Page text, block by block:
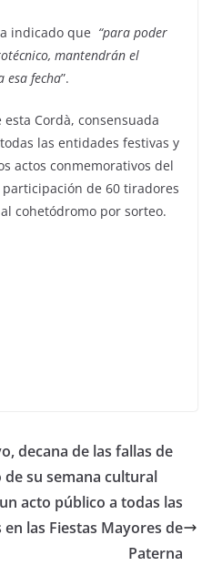
indicado que “para poder
mantendrán el
esa fecha”.
Cordà, consensuada
las entidades festivas y
actos conmemorativos del
de 60 tiradores
cohetódromo por sorteo.
decana de las fallas de
de su semana cultural
acto público a todas las
las Fiestas Mayores de
Paterna